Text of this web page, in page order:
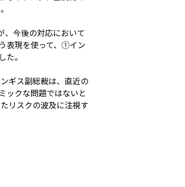
今後の対応において
表現を使って、①イン
。
ギス副総裁は、直近の
ックな問題ではないと
リスクの波及に注視す